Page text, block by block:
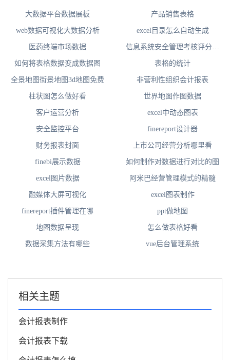
大数据平台数据展板 产品销售表格
web数据可视化大数据分析 excel目录怎么自动生成
医药终端市场数据
信息系统安全管理考核评分可
如何将表格数据变成数据图
表格的统计
全景地图街景地图3d地图免费 非营利性组织会计报表
柱状图怎么做好看 世界地图作图数据
客户运营分析 excel中动态图表
安全监控平台 finereport设计器
财务报表封面 上市公司经营分析哪里看
finebi展示数据 如何制作对数据进行对比的图
excel图片数据 阿米巴经营管理模式的精髓
融媒体大屏可视化 excel图表制作
finereport插件管理在哪 ppt做地图
地图数据呈现 怎么做表格好看
数据采集方法有哪些 vue后台管理系统
相关主题
会计报表制作
会计报表下载